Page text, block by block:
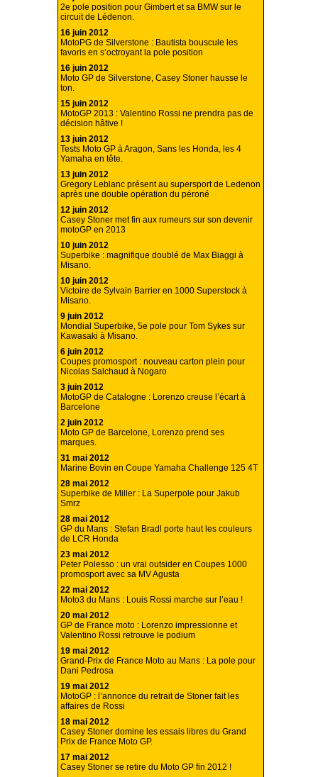
2e pole position pour Gimbert et sa BMW sur le
circuit de Lédenon.
16 juin 2012
MotoPG de Silverstone : Bautista bouscule les
favoris en s’octroyant la pole position
16 juin 2012
Moto GP de Silverstone, Casey Stoner hausse le
ton.
15 juin 2012
MotoGP 2013 : Valentino Rossi ne prendra pas de
décision hâtive !
13 juin 2012
Tests Moto GP à Aragon, Sans les Honda, les 4
Yamaha en tête.
13 juin 2012
Gregory Leblanc présent au supersport de Ledenon
après une double opération du péroné
12 juin 2012
Casey Stoner met fin aux rumeurs sur son devenir
motoGP en 2013
10 juin 2012
Superbike : magnifique doublé de Max Biaggi à
Misano.
10 juin 2012
Victoire de Sylvain Barrier en 1000 Superstock à
Misano.
9 juin 2012
Mondial Superbike, 5e pole pour Tom Sykes sur
Kawasaki à Misano.
6 juin 2012
Coupes promosport : nouveau carton plein pour
Nicolas Salchaud à Nogaro
3 juin 2012
MotoGP de Catalogne : Lorenzo creuse l’écart à
Barcelone
2 juin 2012
Moto GP de Barcelone, Lorenzo prend ses
marques.
31 mai 2012
Marine Bovin en Coupe Yamaha Challenge 125 4T
28 mai 2012
Superbike de Miller : La Superpole pour Jakub
Smrz
28 mai 2012
GP du Mans : Stefan Bradl porte haut les couleurs
de LCR Honda
23 mai 2012
Peter Polesso : un vrai outsider en Coupes 1000
promosport avec sa MV Agusta
22 mai 2012
Moto3 du Mans : Louis Rossi marche sur l’eau !
20 mai 2012
GP de France moto : Lorenzo impressionne et
Valentino Rossi retrouve le podium
19 mai 2012
Grand-Prix de France Moto au Mans : La pole pour
Dani Pedrosa
19 mai 2012
MotoGP : l’annonce du retrait de Stoner fait les
affaires de Rossi
18 mai 2012
Casey Stoner domine les essais libres du Grand
Prix de France Moto GP.
17 mai 2012
Casey Stoner se retire du Moto GP fin 2012 !